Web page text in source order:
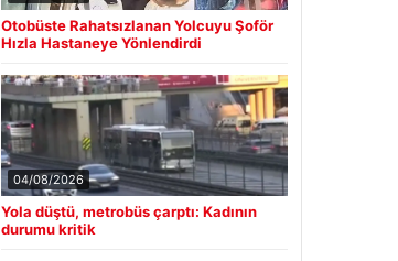
Otobüste Rahatsızlanan Yolcuyu Şoför
Hızla Hastaneye Yönlendirdi
04/08/2026
Yola düştü, metrobüs çarptı: Kadının
durumu kritik